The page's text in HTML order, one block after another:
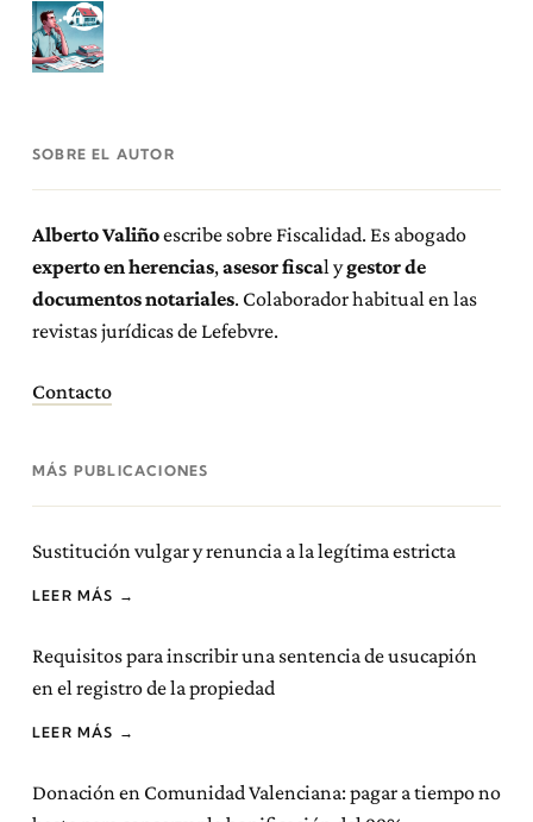
SOBRE EL AUTOR
Alberto Valiñoescribe sobre Fiscalidad. Es abogado
experto en herencias,asesor fiscal ygestor de
documentos notariales. Colaborador habitual en las
revistas jurídicas de Lefebvre.
Contacto
MÁS PUBLICACIONES
Sustitución vulgar y renuncia a la legítima estricta
LEER MÁS →
Requisitos para inscribir una sentencia de usucapión
en el registro de la propiedad
LEER MÁS →
Donación en Comunidad Valenciana: pagar a tiempo no